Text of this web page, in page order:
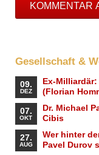
KOMMENTAR
Gesellschaft &
09.
DEZ
Ex-
(Florian
07.
OKT
Dr. Michael
Cibis
27.
AUG
Wer hinter
Pavel Durov